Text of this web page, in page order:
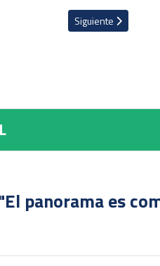
con acuerdo para fichar por
Artículo siguiente:
Siguiente
panorama es